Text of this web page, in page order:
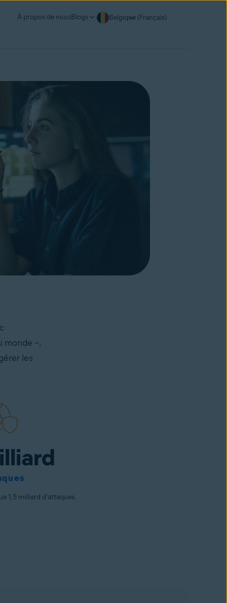
À propos de nousBlogs Belgique (Français)
monde –,
les
1,5 milliard d'attaques.